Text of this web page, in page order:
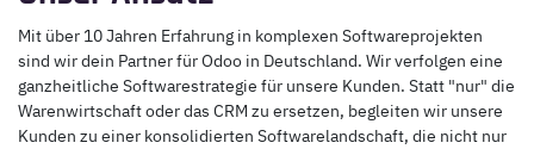
Mit über 10 Jahren Erfahrung in komplexen Softwareprojekten
sind wir dein Partner für Odoo in Deutschland. Wir verfolgen eine
ganzheitliche Softwarestrategie für unsere Kunden. Statt "nur" die
Warenwirtschaft oder das CRM zu ersetzen, begleiten wir unsere
Kunden zu einer konsolidierten Softwarelandschaft, die nicht nur